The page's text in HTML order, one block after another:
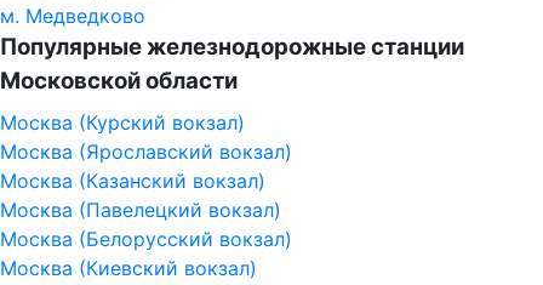
м. Медведково
Популярные железнодорожные станции
Московской области
Москва (Курский вокзал)
Москва (Ярославский вокзал)
Москва (Казанский вокзал)
Москва (Павелецкий вокзал)
Москва (Белорусский вокзал)
Москва (Киевский вокзал)